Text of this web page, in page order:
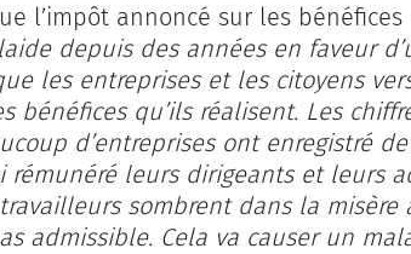
l’impôt annoncé sur les bénéfices
depuis des années en faveur
les entreprises et les citoyens
qu’ils réalisent. Les
d’entreprises ont enregistré de
leurs dirigeants et leurs
sombrent dans la misère
admissible. Cela va causer un